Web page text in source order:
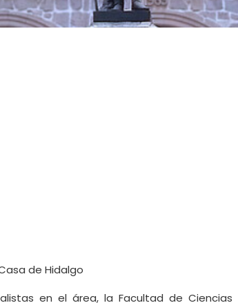
de Hidalgo
en el área, la Facultad de Ciencias